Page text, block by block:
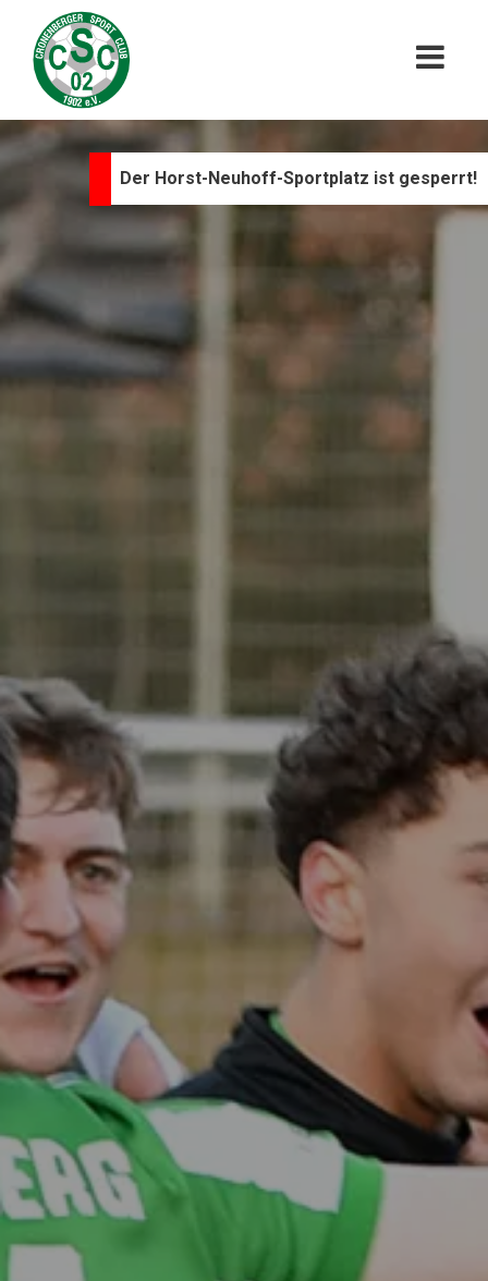
Der Horst-Neuhoff-Sportplatz ist gesperrt!